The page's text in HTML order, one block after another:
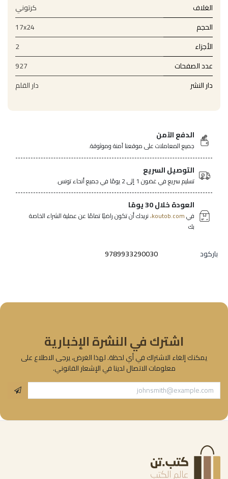
الغلاف
كرتوني
الحجم
17x24
الأجزاء
2
عدد الصفحات
927
دار النشر
دار القلم
الدفع الآمن
جميع المعاملات على موقعنا آمنة وموثوقة.
التوصيل السريع
تسليم سريع في غضون 1 إلى 2 يومًا في جميع أنحاء تونس.
العودة خلال 30 يومًا
فيkoutob.com، نريدك أن تكون راضيًا تمامًا عن عملية الشراء الخاصة
بك
باركود 9789933290030
اشترك في النشرة الإخبارية
يمكنك إلغاء الاشتراك في أي لحظة. لهذا الغرض، يرجى الاطلاع على
معلومات الاتصال لدينا في الإشعار القانوني.